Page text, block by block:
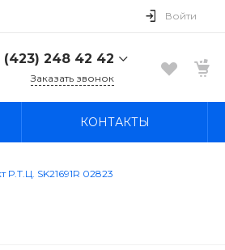
Войти
(423) 248 42 42
район, п.
Заказать звонок
КОНТАКТЫ
SK21691R 02823